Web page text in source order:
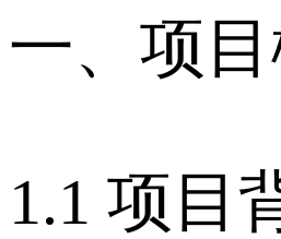
一、项
1.1 项目